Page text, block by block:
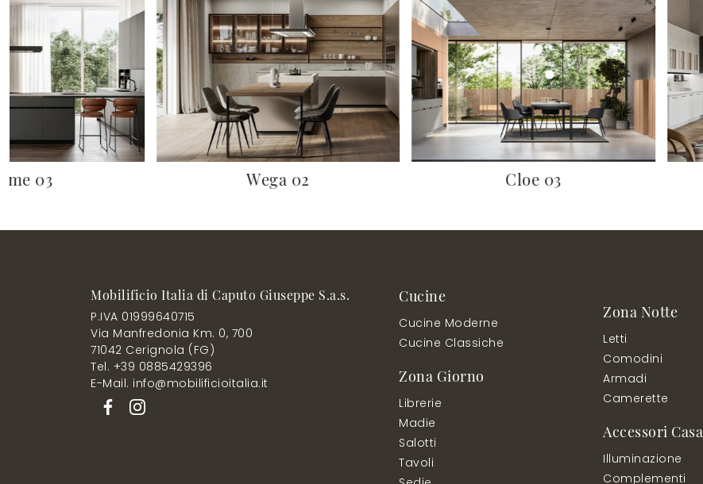
03 Wega 02 Cloe 03
Mobilificio Italia di Caputo Giuseppe S.a.s.
P.IVA 01999640715
Via Manfredonia Km. 0, 700
71042 Cerignola (FG)
Tel. +39 0885429396
E-Mail. info@mobilificioitalia.it
Cucine
Cucine Moderne
Cucine Classiche
Zona Giorno
Librerie
Madie
Salotti
Tavoli
Zona Notte
Letti
Comodini
Armadi
Camerette
Accessori Casa
Illuminazione
Complementi